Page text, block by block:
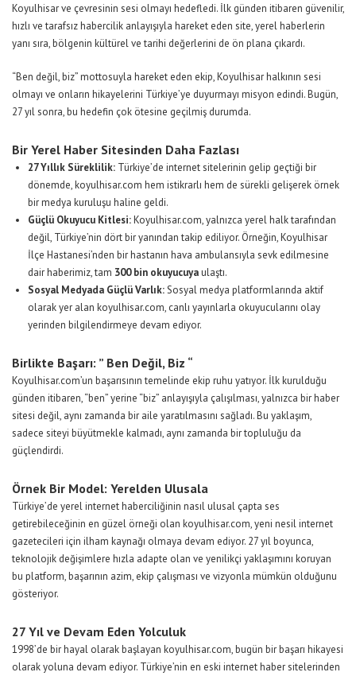
Koyulhisar ve çevresinin sesi olmayı hedefledi. İlk günden itibaren güvenilir,
hızlı ve tarafsız habercilik anlayışıyla hareket eden site, yerel haberlerin
yanı sıra, bölgenin kültürel ve tarihi değerlerini de ön plana çıkardı.
“Ben değil, biz” mottosuyla hareket eden ekip, Koyulhisar halkının sesi
olmayı ve onların hikayelerini Türkiye’ye duyurmayı misyon edindi. Bugün,
27 yıl sonra, bu hedefin çok ötesine geçilmiş durumda.
Bir Yerel Haber Sitesinden Daha Fazlası
27 Yıllık Süreklilik: Türkiye’de internet sitelerinin gelip geçtiği bir
dönemde, koyulhisar.com hem istikrarlı hem de sürekli gelişerek örnek
bir medya kuruluşu haline geldi.
Güçlü Okuyucu Kitlesi:Koyulhisar.com, yalnızca yerel halk tarafından
değil, Türkiye’nin dört bir yanından takip ediliyor. Örneğin, Koyulhisar
İlçe Hastanesi’nden bir hastanın hava ambulansıyla sevk edilmesine
dair haberimiz, tam 300 bin okuyucuyaulaştı.
Sosyal Medyada Güçlü Varlık:Sosyal medya platformlarında aktif
olarak yer alan koyulhisar.com, canlı yayınlarla okuyucularını olay
yerinden bilgilendirmeye devam ediyor.
Birlikte Başarı: ” Ben Değil, Biz “
Koyulhisar.com’un başarısının temelinde ekip ruhu yatıyor. İlk kurulduğu
günden itibaren, “ben” yerine “biz” anlayışıyla çalışılması, yalnızca bir haber
sitesi değil, aynı zamanda bir aile yaratılmasını sağladı. Bu yaklaşım,
sadece siteyi büyütmekle kalmadı, aynı zamanda bir topluluğu da
güçlendirdi.
Örnek Bir Model: Yerelden Ulusala
Türkiye’de yerel internet haberciliğinin nasıl ulusal çapta ses
getirebileceğinin en güzel örneği olan koyulhisar.com, yeni nesil internet
gazetecileri için ilham kaynağı olmaya devam ediyor. 27 yıl boyunca,
teknolojik değişimlere hızla adapte olan ve yenilikçi yaklaşımını koruyan
bu platform, başarının azim, ekip çalışması ve vizyonla mümkün olduğunu
gösteriyor.
27 Yıl ve Devam Eden Yolculuk
1998’de bir hayal olarak başlayan koyulhisar.com, bugün bir başarı hikayesi
olarak yoluna devam ediyor. Türkiye’nin en eski internet haber sitelerinden